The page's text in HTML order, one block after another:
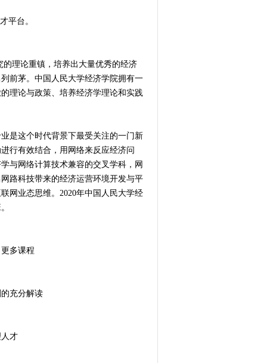
平台。
理论重镇，培养出大量优秀的经济
前茅。中国人民大学经济学院拥有一
理论与政策、培养经济学理论和实践
是这个时代背景下最受关注的一门新
行有效结合，用网络来反应经济问
与网络计算技术兼容的交叉学科，网
路科技带来的经济运营环境开发与平
网业态思维。2020年中国人民大学经
多课程
充分解读
才